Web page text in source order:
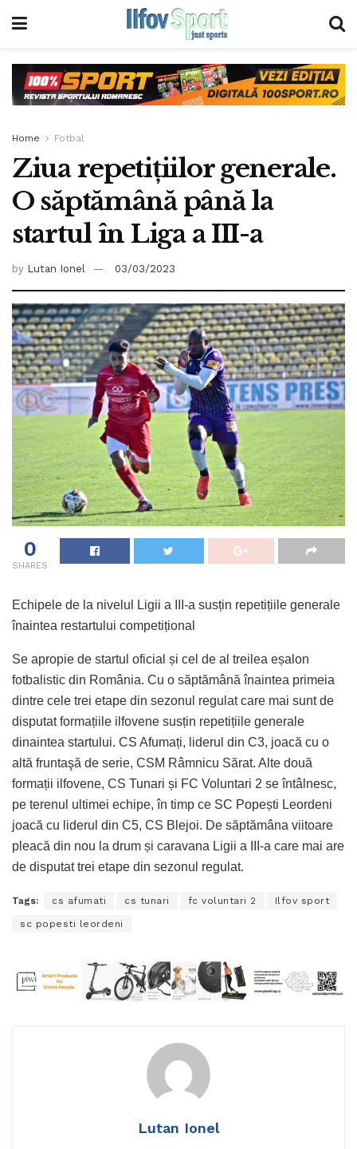
Home Fotbal
Ziua repetițiilor generale.
O săptămână până la
startul în Liga a III-a
by Lutan Ionel 03/03/2023
0
SHARES
Echipele de la nivelul Ligii a III-a susțin repetițiile generale
înaintea restartului competițional
Se apropie de startul oficial și cel de al treilea eșalon
fotbalistic din România. Cu o săptămână înaintea primeia
dintre cele trei etape din sezonul regulat care mai sunt de
disputat formațiile ilfovene susțin repetițiile generale
dinaintea startului. CS Afumați, liderul din C3, joacă cu o
altă fruntaşă de serie, CSM Râmnicu Sărat. Alte două
formații ilfovene, CS Tunari și FC Voluntari 2 se întâlnesc,
pe terenul ultimei echipe, în timp ce SC Popești Leordeni
joacă cu liderul din C5, CS Blejoi. De săptămâna viitoare
pleacă din nou la drum și caravana Ligii a III-a care mai are
de disputat trei etape din sezonul regulat.
Tags: cs afumati cs tunari fc voluntari 2 Ilfov sport
sc popesti leordeni
Lutan Ionel